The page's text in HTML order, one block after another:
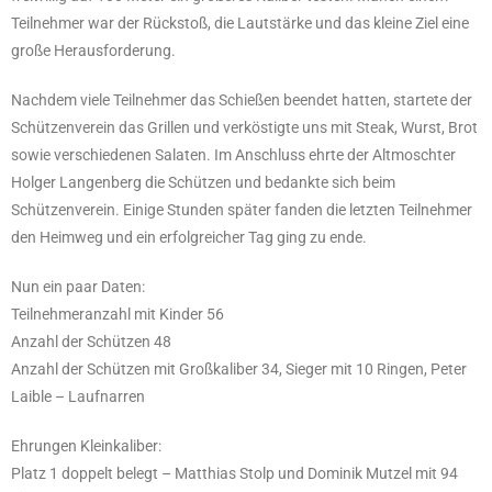
Teilnehmer war der Rückstoß, die Lautstärke und das kleine Ziel eine
große Herausforderung.
Nachdem viele Teilnehmer das Schießen beendet hatten, startete der
Schützenverein das Grillen und verköstigte uns mit Steak, Wurst, Brot
sowie verschiedenen Salaten. Im Anschluss ehrte der Altmoschter
Holger Langenberg die Schützen und bedankte sich beim
Schützenverein. Einige Stunden später fanden die letzten Teilnehmer
den Heimweg und ein erfolgreicher Tag ging zu ende.
Nun ein paar Daten:
Teilnehmeranzahl mit Kinder 56
Anzahl der Schützen 48
Anzahl der Schützen mit Großkaliber 34, Sieger mit 10 Ringen, Peter
Laible – Laufnarren
Ehrungen Kleinkaliber:
Platz 1 doppelt belegt – Matthias Stolp und Dominik Mutzel mit 94